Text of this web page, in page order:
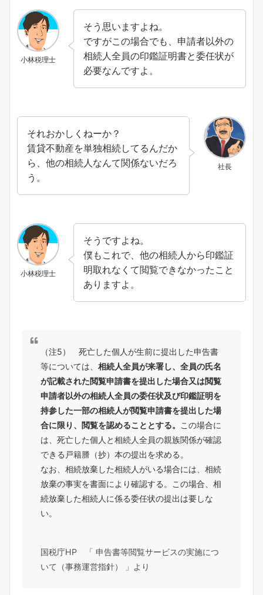
小林税理士
そう思いますよね。
ですがこの場合でも、申請者以外の
相続人全員の印鑑証明書と委任状が
必要なんですよ。
社長
それおかしくねーか？
賃貸不動産を単独相続してるんだか
ら、他の相続人なんて関係ないだろ
う。
小林税理士
そうですよね。
僕もこれで、他の相続人から印鑑証
明取れなくて閲覧できなかったこと
ありますよ。
（注5） 死亡した個人が生前に提出した申告書
等については、 相続人全員が来署し、全員の氏名
が記載された閲覧申請書を提出した場合又は閲覧
申請者以外の相続人全員の委任状及び印鑑証明を
持参した一部の相続人が閲覧申請書を提出した場
合に限り、閲覧を認めることとする。
この場合に
は、死亡した個人と相続人全員の親族関係が確認
できる戸籍謄（抄）本の提出を求める。
なお、相続放棄した相続人がいる場合には、相続
放棄の事実を書面により確認する。この場合、相
続放棄した相続人に係る委任状の提出は要しな
い。
国税庁HP 「 申告書等閲覧サービスの実施につ
いて（事務運営指針） 」より